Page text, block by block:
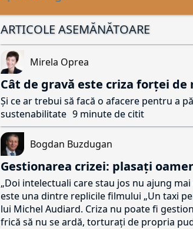
ARTICOLE ASEMĂNĂTOARE
Mirela Oprea
Cât de gravă este criza forței de
Și ce ar trebui să facă o afacere pentru a
sustenabilitate 9 minute de citit
Bogdan Buzdugan
Gestionarea crizei: plasați
„Doi intelectuali care stau jos nu ajung
este una dintre replicile filmului „Un taxi
lui Michel Audiard. Criza nu poate fi
frică să nu se ardă, torturați de propria